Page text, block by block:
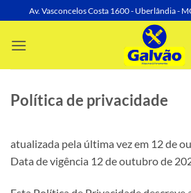
to
content
Av. Vasconcelos Costa 1600 - Uberlândia -
Política de privacidade
atualizada pela última vez em 12 de
Data de vigência 12 de outubro de